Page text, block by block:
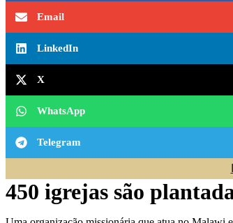
Email
LinkedIn
X
WhatsApp
Telegram
450 igrejas são